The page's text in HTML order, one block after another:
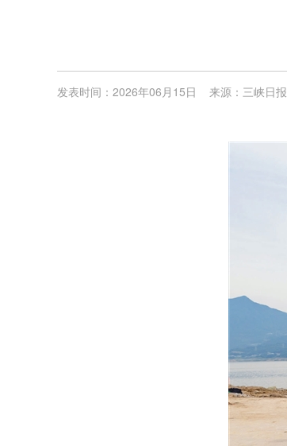
发表时间：2026年06月15日 来源：三峡日报